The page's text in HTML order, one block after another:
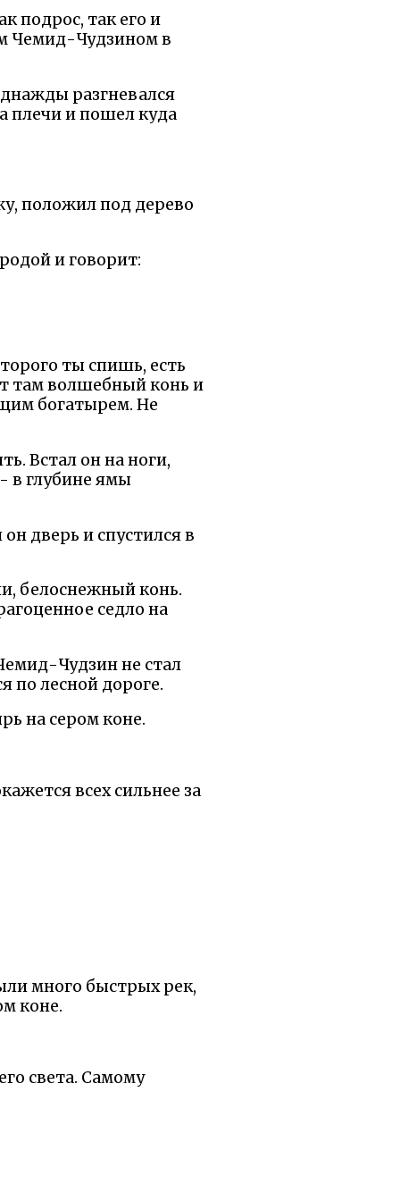
подрос, так его и
Чемид-Чудзином в
разгневался
плечи и пошел куда
положил под дерево
и говорит:
ты спишь, есть
там волшебный конь и
богатырем. Не
Встал он на ноги,
в глубине ямы
дверь и спустился в
белоснежный конь.
седло на
Чудзин не стал
по лесной дороге.
на сером коне.
всех сильнее за
много быстрых рек,
коне.
света. Самому